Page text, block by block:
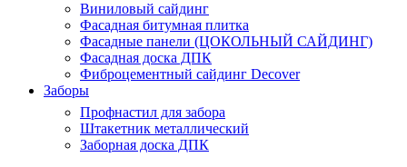
Виниловый сайдинг
Фасадная битумная плитка
Фасадные панели (ЦОКОЛЬНЫЙ САЙДИНГ)
Фасадная доска ДПК
Фиброцементный сайдинг Decover
Заборы
Профнастил для забора
Штакетник металлический
Заборная доска ДПК